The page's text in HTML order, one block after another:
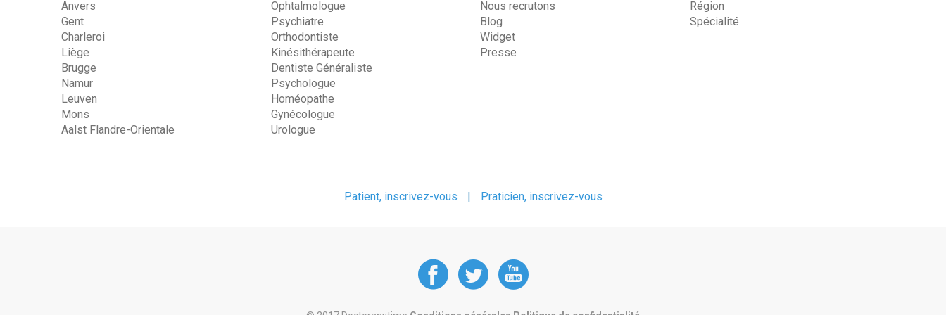
Anvers
Gent
Charleroi
Liège
Brugge
Namur
Leuven
Mons
Aalst Flandre-Orientale
Ophtalmologue
Psychiatre
Orthodontiste
Kinésithérapeute
Dentiste Généraliste
Psychologue
Homéopathe
Gynécologue
Urologue
Nous recrutons
Blog
Widget
Presse
Région
Spécialité
Patient, inscrivez-vous | Praticien, inscrivez-vous
DoctorAnyTime
DoctorAnyTime
DoctorAnyTime